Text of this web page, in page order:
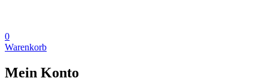
0
Warenkorb
Mein Konto